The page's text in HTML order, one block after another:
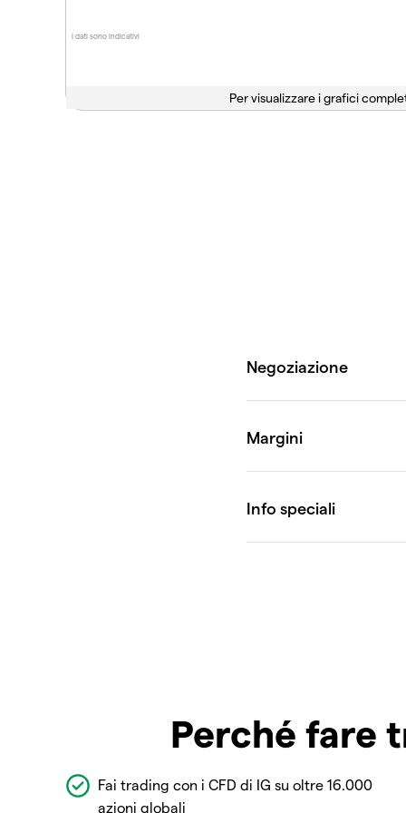
I dati sono indicativi
Per visualizzare i grafici
Perché fare
Fai trading con i CFD di IG su oltre 16.000
azioni globali